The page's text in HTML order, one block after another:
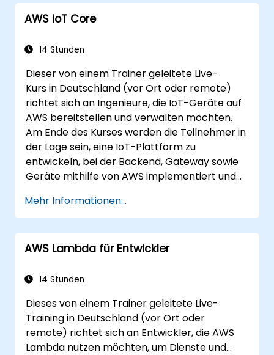
AWS IoT Core
14 Stunden
Dieser von einem Trainer geleitete Live-
Kurs in Deutschland (vor Ort oder remote)
richtet sich an Ingenieure, die IoT-Geräte auf
AWS bereitstellen und verwalten möchten.
Am Ende des Kurses werden die Teilnehmer in
der Lage sein, eine IoT-Plattform zu
entwickeln, bei der Backend, Gateway sowie
Geräte mithilfe von AWS implementiert und
Mehr Informationen...
AWS Lambda für Entwickler
14 Stunden
Dieses von einem Trainer geleitete Live-
Training in Deutschland (vor Ort oder
remote) richtet sich an Entwickler, die AWS
Lambda nutzen möchten, um Dienste und